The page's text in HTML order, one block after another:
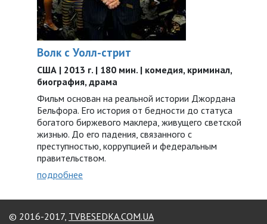
Волк с Уолл-стрит
США | 2013 г. | 180 мин. | комедия, криминал,
биография, драма
Фильм основан на реальной истории Джордана
Бельфора. Его история от бедности до статуса
богатого биржевого маклера, живущего светской
жизнью. До его падения, связанного с
преступностью, коррупцией и федеральным
правительством.
подробнее
© 2016-2017, TVBESEDKA.COM.UA